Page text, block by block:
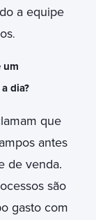
a equipe
.
um
dia?
que
antes
de venda.
são
gasto com